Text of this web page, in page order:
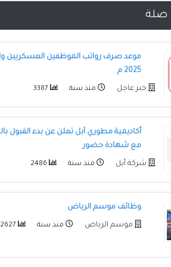
صلة
موعد صرف رواتب الموظفين العسكريين
2025 م
خبر عاجل منذ سنة
أكاديمية مطوري آبل تعلن عن بدء القبول
مع شهادة حضور
شركة أبل منذ سنة
وظائف موسم الرياض
موسم الرياض منذ سنة